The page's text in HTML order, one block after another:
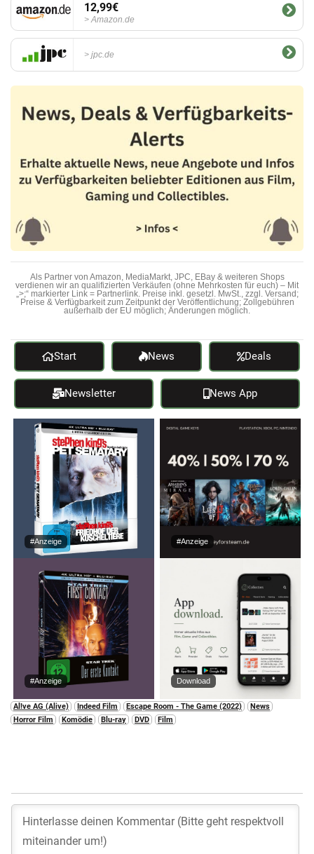
12,99€
Amazon.de
jpc.de
Als Partner von Amazon, MediaMarkt, JPC, EBay & weiteren Shops
verdienen wir an qualifizierten Verkäufen (ohne Mehrkosten für euch) – Mit
„>;“ markierter Link = Partnerlink. Preise inkl. gesetzl. MwSt., zzgl. Versand;
Preise & Verfügbarkeit zum Zeitpunkt der Veröffentlichung; Zollgebühren
außerhalb der EU möglich; Änderungen möglich.
Start News Deals
Newsletter News App
#Anzeige #Anzeige
#Anzeige Download
Al!ve AG (Alive) Indeed Film Escape Room - The Game (2022)
News
Horror Film
Komödie Blu-ray DVD Film